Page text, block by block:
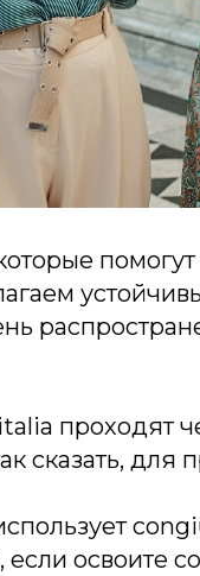
помогут
проходят
сказать, для
если освоите